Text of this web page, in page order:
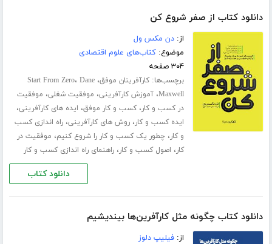
دانلود کتاب از صفر شروع کن
از:دن مکس ول
موضوع:کتاب‌های علوم اقتصادی
۳۰۴ صفحه
برچسب‌ها:کارآفرینان موفق، Start From Zero، Dane
Maxwell،آموزش کارآفرینی، موفقیت شغلی، موفقیت
در کسب و کار،کسب و کار موفق، ایده های کارآفرینی،
ایده کسب و کار،روش های کارآفرینی،راه اندازی کسب
و کار، چطور یک کسب و کار را شروع کنیم، موفقیت در
کار، اصول کسب و کار،راهنمای راه اﻧﺪازی ﮐﺴﺐ و ﮐﺎر
دانلود کتاب
دانلود کتاب چگونه مثل کارآفرین‌ها بیندیشیم
از:فیلیپ دلوز